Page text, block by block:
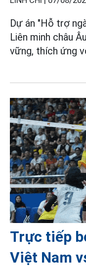
Dự án "Hỗ trợ
Liên minh châu
vững, thích ứng
Trực tiếp
Việt Nam